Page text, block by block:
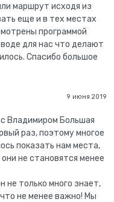
маршрут исходя из
еще и в тех местах
программой
для нас что делают
Спасибо большое
9 июня 2019
Владимиром Большая
раз, поэтому многое
показать нам места,
не становятся менее
не только много знает,
не менее важно! Мы